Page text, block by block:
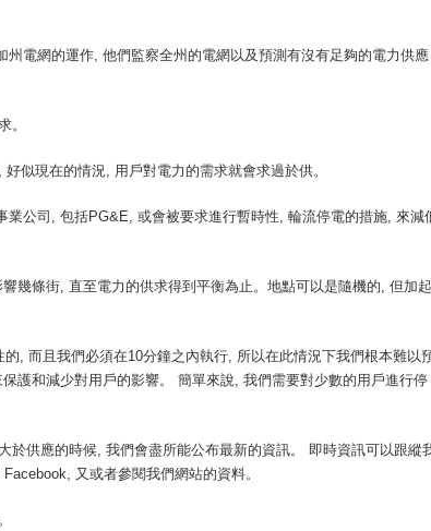
電網的運作, 他們監察全州的電網以及預測有沒有足夠的電力供應
。
似現在的情況, 用戶對電力的需求就會求過於供。
業公司, 包括PG&E, 或會被要求進行暫時性, 輪流停電的措施, 來減
幾條街, 直至電力的供求得到平衡為止。地點可以是隨機的, 但加起
, 而且我們必須在10分鐘之內執行, 所以在此情況下我們根本難以
護和減少對用戶的影響。 簡單來說, 我們需要對少數的用戶進行停
於供應的時候, 我們會盡所能公布最新的資訊。 即時資訊可以跟縱
又或者參閱我們網站的資料。